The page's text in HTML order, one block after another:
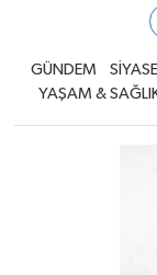
GÜNDEM
YAŞAM &